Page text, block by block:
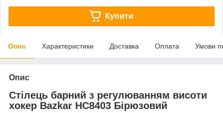
Купити
Опис Характеристики Доставка Оплата Умови
Опис
Стілець барний з регулюванням висоти
хокер Bazkar HC8403 Бірюзовий